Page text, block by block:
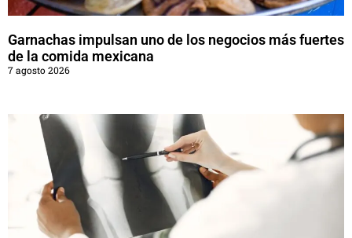
Garnachas impulsan uno de los negocios más fuertes
de la comida mexicana
7 agosto 2026